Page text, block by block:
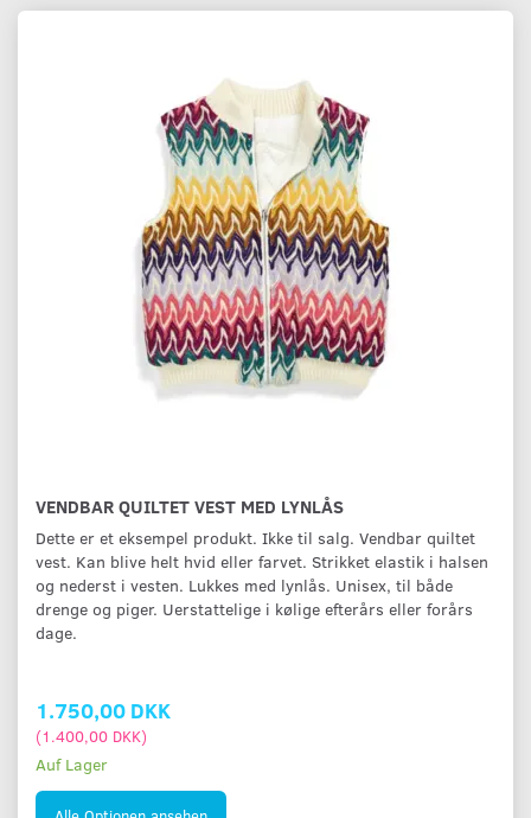
VENDBAR QUILTET VEST MED LYNLÅS
Dette er et eksempel produkt. Ikke til salg. Vendbar quiltet
vest. Kan blive helt hvid eller farvet. Strikket elastik i halsen
og nederst i vesten. Lukkes med lynlås. Unisex, til både
drenge og piger. Uerstattelige i kølige efterårs eller forårs
dage.
1.750,00 DKK
(1.400,00 DKK)
Auf Lager